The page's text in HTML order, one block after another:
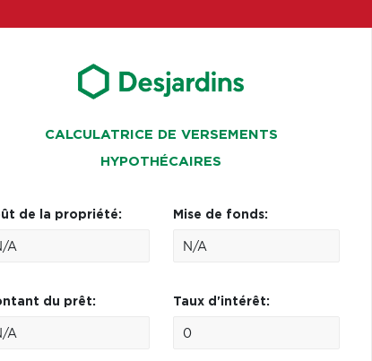
CALCULATRICE DE VERSEMENTS
HYPOTHÉCAIRES
de la propriété: Mise de fonds:
du prêt: Taux d'intérêt: